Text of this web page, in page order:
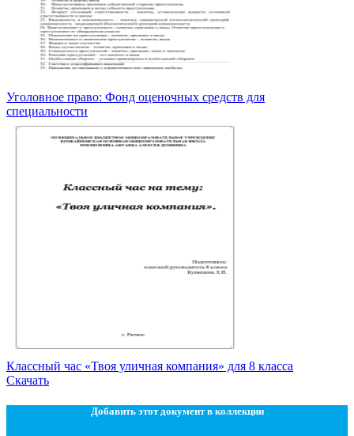
Уголовное право: Фонд оценочных средств для
специальности
Классный час «Твоя уличная компания» для 8 класса
Скачать
Добавить этот документ в коллекции